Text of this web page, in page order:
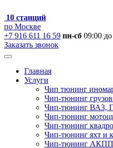
10 станций
по Москве
+7 916 611 16 59 пн-сб 09:00
Заказать звонок
Главная
Услуги
Чип тюнинг
Чип-тюнинг
Чип-тюнинг ВАЗ,
Чип-тюнинг
Чип-тюнинг
Чип-тюнинг яхт и
Чип-тюнинг АКПП